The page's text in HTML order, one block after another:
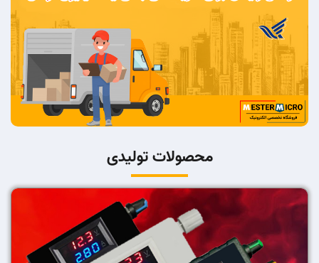
محصولات تولیدی